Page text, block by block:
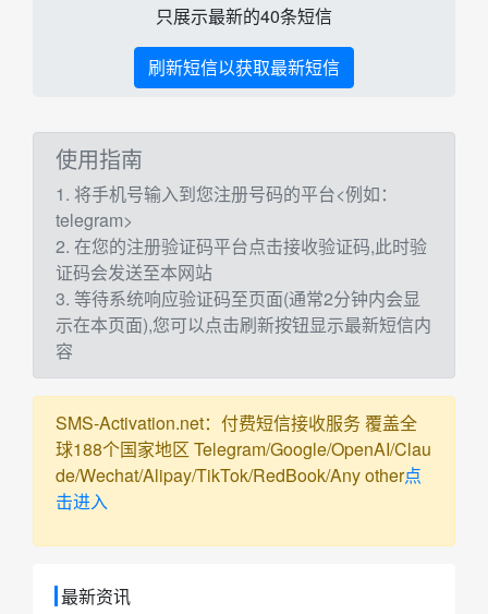
只展示最新的40条短信
刷新短信以获取最新短信
使用指南
1. 将手机号输入到您注册号码的平台<例如：
telegram>
2. 在您的注册验证码平台点击接收验证码,此时验
证码会发送至本网站
3. 等待系统响应验证码至页面(通常2分钟内会显
示在本页面),您可以点击刷新按钮显示最新短信内
容
SMS-Activation.net：付费短信接收服务 覆盖全
球188个国家地区 Telegram/Google/OpenAI/Clau
de/Wechat/Alipay/TikTok/RedBook/Any other点
击进入
最新资讯